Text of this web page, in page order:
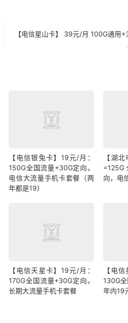
【电信星山卡】 39元/月 100G通用
【电信银兔卡】19元/月：
150G全国流量+30G定向，
电信大流量手机卡套餐（两
年都是19）
【湖
向，电
【电信天星卡】19元/月：
170G全国流量+30G定向，
长期大流量手机卡套餐
【电
130G
年内19